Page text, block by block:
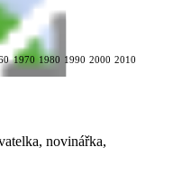
1970 1980 1990 2000 2010
novinářka,